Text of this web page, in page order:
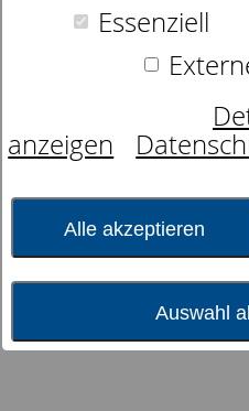
Essenziell
anzeigen
Alle akzeptieren
Auswahl
Schlafwissen
Nächte
Datum:21.08.2017 06:53:45
So verbessert
Schlafqualität